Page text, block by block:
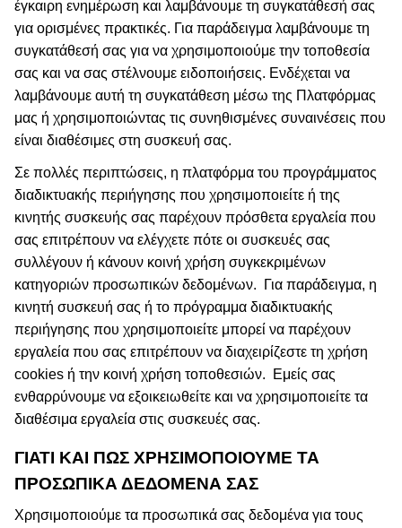
έγκαιρη ενημέρωση και λαμβάνουμε τη συγκατάθεσή σας
για ορισμένες πρακτικές. Για παράδειγμα λαμβάνουμε τη
συγκατάθεσή σας για να χρησιμοποιούμε την τοποθεσία
σας και να σας στέλνουμε ειδοποιήσεις. Ενδέχεται να
λαμβάνουμε αυτή τη συγκατάθεση μέσω της Πλατφόρμας
μας ή χρησιμοποιώντας τις συνηθισμένες συναινέσεις που
είναι διαθέσιμες στη συσκευή σας.
Σε πολλές περιπτώσεις, η πλατφόρμα του προγράμματος
διαδικτυακής περιήγησης που χρησιμοποιείτε ή της
κινητής συσκευής σας παρέχουν πρόσθετα εργαλεία που
σας επιτρέπουν να ελέγχετε πότε οι συσκευές σας
συλλέγουν ή κάνουν κοινή χρήση συγκεκριμένων
κατηγοριών προσωπικών δεδομένων.
Για παράδειγμα, η
κινητή συσκευή σας ή το πρόγραμμα διαδικτυακής
περιήγησης που χρησιμοποιείτε μπορεί να παρέχουν
εργαλεία που σας επιτρέπουν να διαχειρίζεστε τη χρήση
cookies ή την κοινή χρήση τοποθεσιών.
Εμείς σας
ενθαρρύνουμε να εξοικειωθείτε και να χρησιμοποιείτε τα
διαθέσιμα εργαλεία στις συσκευές σας.
ΓΙΑΤΙ ΚΑΙ ΠΩΣ ΧΡΗΣΙΜΟΠΟΙΟΎΜΕ ΤΑ
ΠΡΟΣΩΠΙΚΆ ΔΕΔΟΜΈΝΑ ΣΑΣ
Χρησιμοποιούμε τα προσωπικά σας δεδομένα για τους